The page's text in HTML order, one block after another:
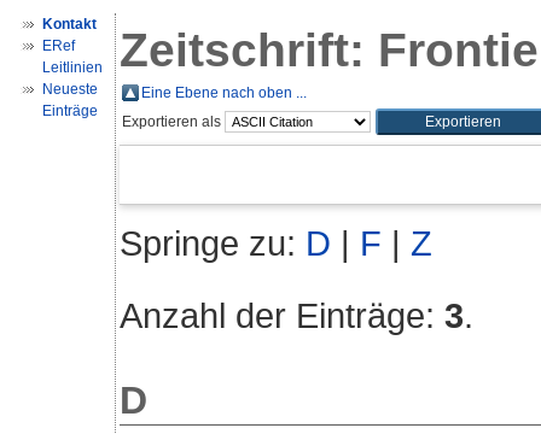
Kontakt
ERef
Leitlinien
Neueste
Einträge
Zeitschrift:
Eine Ebene nach oben ...
Exportieren als
Springe zu: D | F | Z
Anzahl der Einträge: 3.
D